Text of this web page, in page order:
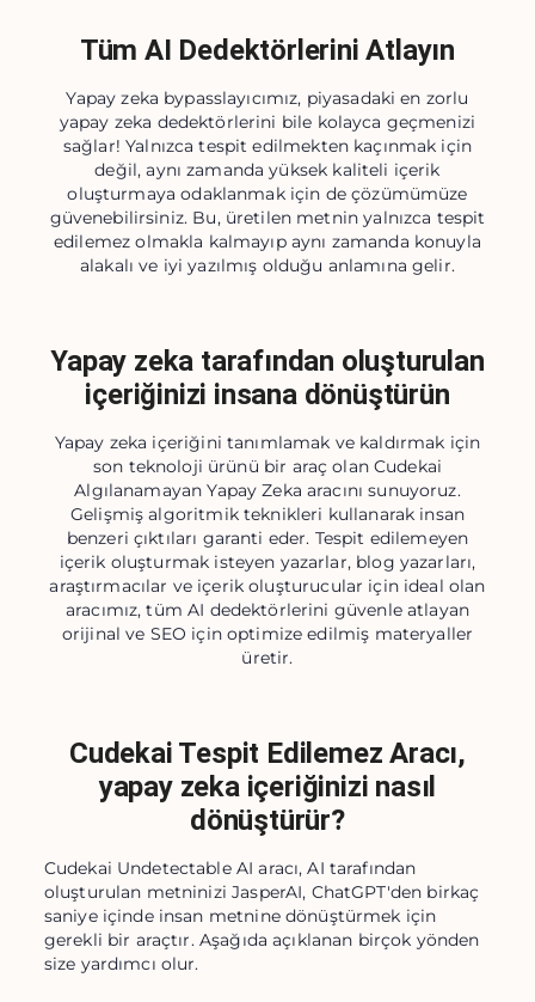
Tüm AI Dedektörlerini Atlayın
Yapay zeka bypasslayıcımız, piyasadaki en zorlu
yapay zeka dedektörlerini bile kolayca geçmenizi
sağlar! Yalnızca tespit edilmekten kaçınmak için
değil, aynı zamanda yüksek kaliteli içerik
oluşturmaya odaklanmak için de çözümümüze
güvenebilirsiniz. Bu, üretilen metnin yalnızca tespit
edilemez olmakla kalmayıp aynı zamanda konuyla
alakalı ve iyi yazılmış olduğu anlamına gelir.
Yapay zeka tarafından oluşturulan
içeriğinizi insana dönüştürün
Yapay zeka içeriğini tanımlamak ve kaldırmak için
son teknoloji ürünü bir araç olan Cudekai
Algılanamayan Yapay Zeka aracını sunuyoruz.
Gelişmiş algoritmik teknikleri kullanarak insan
benzeri çıktıları garanti eder. Tespit edilemeyen
içerik oluşturmak isteyen yazarlar, blog yazarları,
araştırmacılar ve içerik oluşturucular için ideal olan
aracımız, tüm AI dedektörlerini güvenle atlayan
orijinal ve SEO için optimize edilmiş materyaller
üretir.
Cudekai Tespit Edilemez Aracı,
yapay zeka içeriğinizi nasıl
dönüştürür?
Cudekai Undetectable AI aracı, AI tarafından
oluşturulan metninizi JasperAI, ChatGPT'den birkaç
saniye içinde insan metnine dönüştürmek için
gerekli bir araçtır. Aşağıda açıklanan birçok yönden
size yardımcı olur.